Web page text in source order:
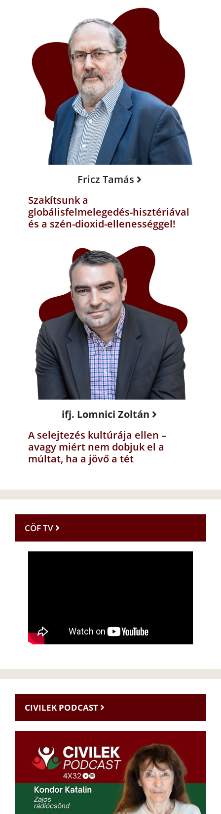
Fricz Tamás
Szakítsunk a
globálisfelmelegedés-hisztériával
és a szén-dioxid-ellenességgel!
ifj. Lomnici Zoltán
A selejtezés kultúrája ellen –
avagy miért nem dobjuk el a
múltat, ha a jövő a tét
CÖF TV
CIVILEK PODCAST